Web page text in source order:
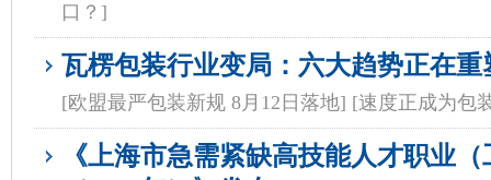
口？]
瓦楞包装行业变局：六大趋势正在重
[欧盟最严包装新规 8月12日落地] [速度正成为包
《上海市急需紧缺高技能人才职业